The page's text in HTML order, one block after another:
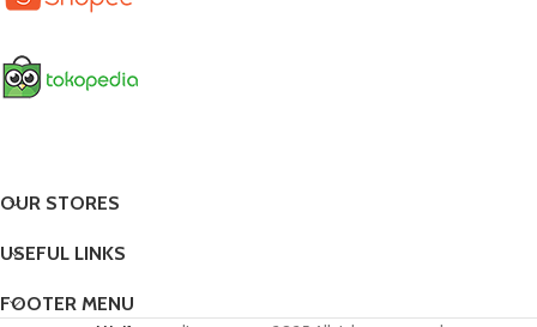
OUR STORES
USEFUL LINKS
FOOTER MENU